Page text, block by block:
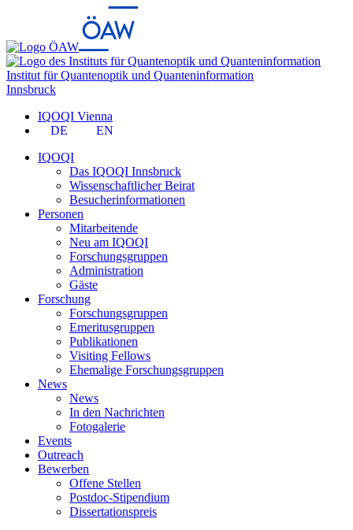
Institut für Quantenoptik und Quanteninformation
Innsbruck
IQOQI Vienna
DE
EN
IQOQI
Das IQOQI Innsbruck
Wissenschaftlicher Beirat
Besucherinformationen
Personen
Mitarbeitende
Neu am IQOQI
Forschungsgruppen
Administration
Gäste
Forschung
Forschungsgruppen
Emeritusgruppen
Publikationen
Visiting Fellows
Ehemalige Forschungsgruppen
News
News
In den Nachrichten
Fotogalerie
Events
Outreach
Bewerben
Offene Stellen
Postdoc-Stipendium
Dissertationspreis